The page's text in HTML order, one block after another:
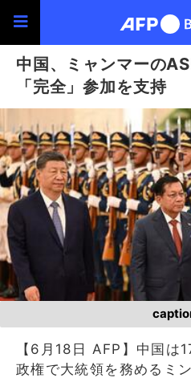
中国、ミャンマーの
「完全」参加を支持
【6月18日 AFP】中国は
政権で大統領を務めるミ